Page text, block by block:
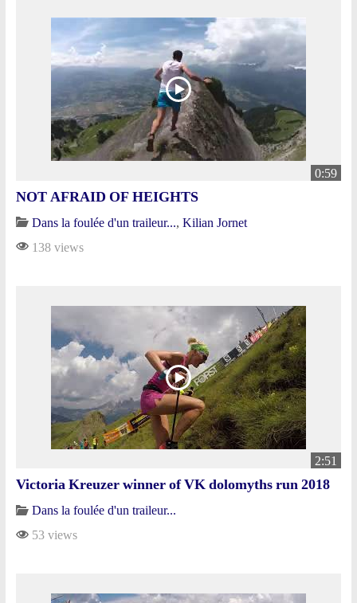
0:59
NOT AFRAID OF HEIGHTS
Dans la foulée d'un traileur...
Kilian Jornet
138 views
2:51
Victoria Kreuzer winner of VK dolomyths run 2018
Dans la foulée d'un traileur...
53 views